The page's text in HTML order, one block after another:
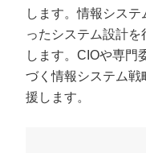
します。情報シス
ったシステム設計
します。CIOや専門
づく情報システム戦
援します。